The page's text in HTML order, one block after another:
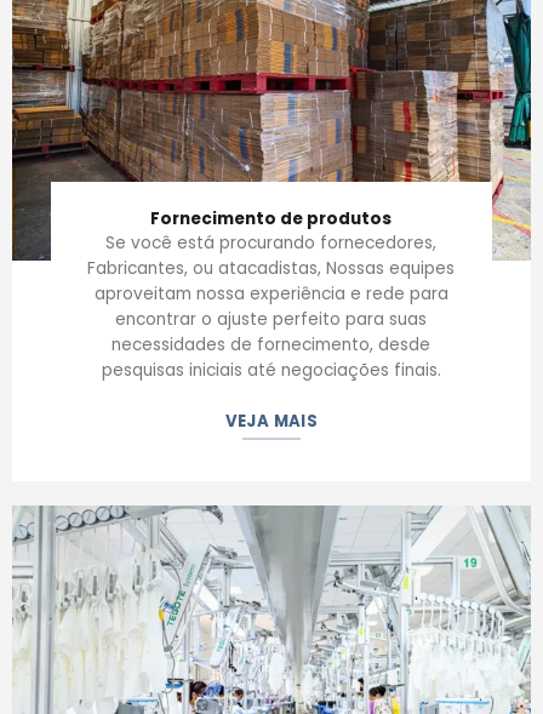
Fornecimento de produtos
Se você está procurando fornecedores,
Fabricantes, ou atacadistas, Nossas equipes
aproveitam nossa experiência e rede para
encontrar o ajuste perfeito para suas
necessidades de fornecimento, desde
pesquisas iniciais até negociações finais.
VEJA MAIS